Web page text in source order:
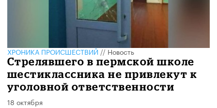
ХРОНИКА ПРОИСШЕСТВИЙ//Новость
Стрелявшего в пермской школе
шестиклассника не привлекут к
уголовной ответственности
18 октября